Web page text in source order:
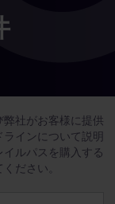
社がお客様に提供
インについて説明
ルパスを購入する
ださい。